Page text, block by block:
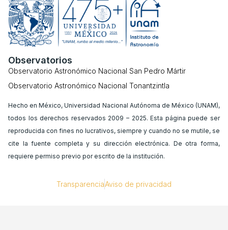
Observatorios
Observatorio Astronómico Nacional San Pedro Mártir
Observatorio Astronómico Nacional Tonantzintla
Hecho en México, Universidad Nacional Autónoma de México (UNAM),
todos los derechos reservados 2009 – 2025. Esta página puede ser
reproducida con fines no lucrativos, siempre y cuando no se mutile, se
cite la fuente completa y su dirección electrónica. De otra forma,
requiere permiso previo por escrito de la institución.
TransparenciaAviso de privacidad